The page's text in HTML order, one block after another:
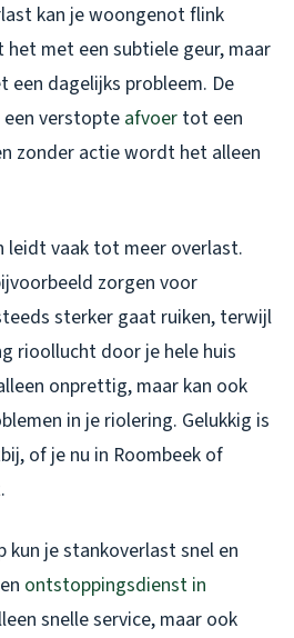
kan je woongenot flink
het met een subtiele geur, maar
een dagelijks probleem. De
een verstopte afvoer tot een
zonder actie wordt het alleen
leidt vaak tot meer overlast.
zorgen voor
sterker gaat ruiken, terwijl
rioollucht door je hele huis
onprettig, maar kan ook
in je riolering. Gelukkig is
of je nu in Roombeek of
kun je stankoverlast snel en
ontstoppingsdienst in
snelle service, maar ook